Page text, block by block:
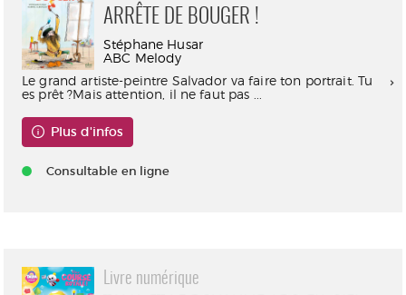
ARRÊTE DE BOUGER !
Stéphane Husar
ABC Melody
Le grand artiste-peintre Salvador va faire ton portrait. Tu
es prêt ?Mais attention, il ne faut pas ...
Plus d'infos
Consultable en ligne
Livre numérique